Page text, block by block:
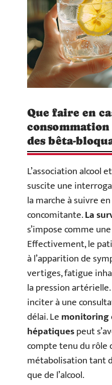
Que faire en
consommation
des bêta-
L’association alcool
suscite une
la marche à suivre
concomitante.La
s’impose comme
Effectivement, le
à l’apparition de
vertiges, fatigue
la pression
inciter à une
délai. Lemonitoring
hépatiquespeut
compte tenu du rôle
métabolisation tant
que de l’alcool.